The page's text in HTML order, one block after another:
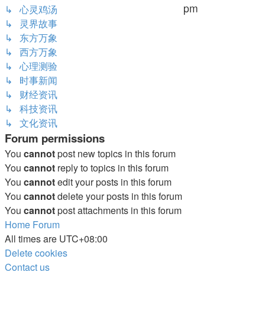
pm
↳ 心灵鸡汤
↳ 灵界故事
↳ 东方万象
↳ 西方万象
↳ 心理测验
↳ 时事新闻
↳ 财经资讯
↳ 科技资讯
↳ 文化资讯
Forum permissions
You cannotpost new topics in this forum
You cannot reply to topics in this forum
You cannotedit your posts in this forum
You cannotdelete your posts in this forum
You cannotpost attachments in this forum
Home Forum
All times are UTC+08:00
Delete cookies
Contact us